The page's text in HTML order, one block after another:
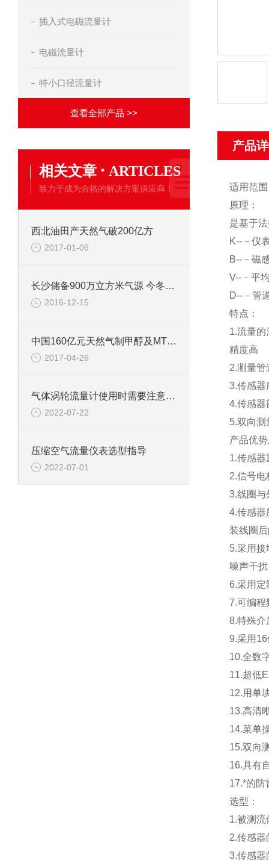
插入式电磁流量计
电磁流量计
特小口径流量计
查看全部产品 >>
相关文章 · ARTICLES
致力于成为合格的解决方案供应商！
西北油田产天然气破200亿方
2017-01-06
长沙储备900万立方米气源 今冬不惧“气荒”
2016-12-15
中国160亿元天然气制甲醇及MTO项目落户阿曼
2017-04-26
气体涡轮流量计使用时需要注意哪些
2022-07-22
压缩空气流量仪表选型指导
2022-07-01
产品
适用范
原理：
是基于
K--－仪
B--－磁
V--－平
D--－管
特点：
1.流量的
精度高
2.测量管
3.传感器
4.传感器
5.双向测
产品优
1.传感器
2.信号电
3.线圈与
4.传感器
装线圈
5.采用接
噪声干
6.采用定
7.可编程
8.特殊介
9.采用
10.全数
11.超低
12.用单
13.高清
14.菜单
15.双向
16.具有
17.*的防
选型：
1.被测流
2.传感器
3.传感器